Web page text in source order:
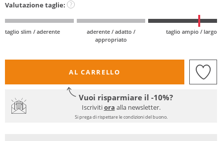
Valutazione taglie: ?
taglio slim / aderente
aderente / adatto /
appropriato
taglio ampio / largo
AL CARRELLO
Vuoi risparmiare il -10%?
Iscrivitiora alla newsletter.
Si prega di rispettare le condizioni del buono.